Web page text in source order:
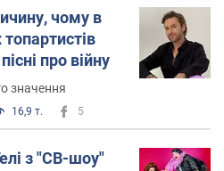
«Моя надежда» і знову
лідером за результатами
пісень Олександра
сказать» і випустив
різноманітних телешоу, а
чому в
про війну
значення
16,9 т. 5
з "СВ-шоу"